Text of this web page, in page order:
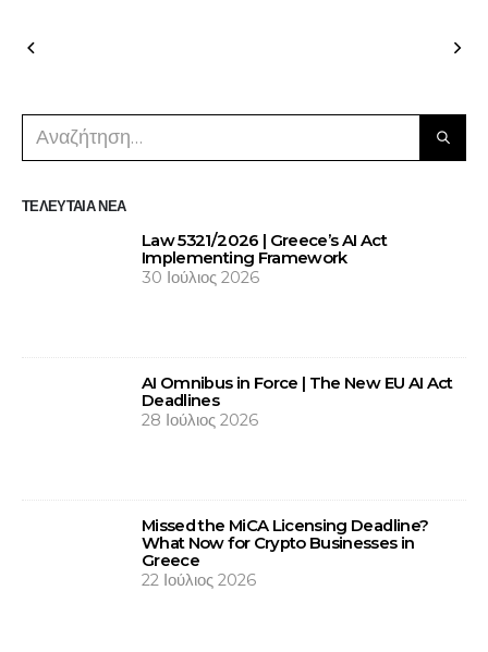
ΤΕΛΕΥΤΑΊΑ ΝΈΑ
Law 5321/2026 | Greece’s AI Act
Implementing Framework
30 Ιούλιος 2026
AI Omnibus in Force | The New EU AI Act
Deadlines
28 Ιούλιος 2026
Missed the MiCA Licensing Deadline?
What Now for Crypto Businesses in
Greece
22 Ιούλιος 2026